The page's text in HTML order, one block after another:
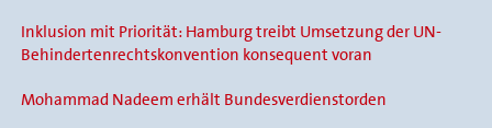
Inklusion mit Priorität: Hamburg treibt Umsetzung der UN-
Behindertenrechtskonvention konsequent voran
Mohammad Nadeem erhält Bundesverdienstorden